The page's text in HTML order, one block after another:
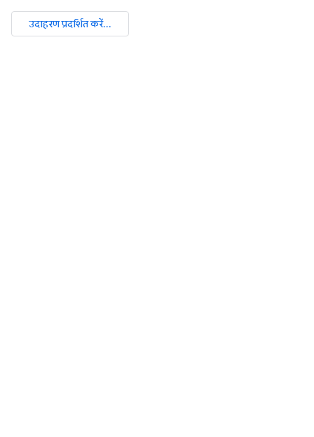
उदाहरण प्रदर्शित करें...